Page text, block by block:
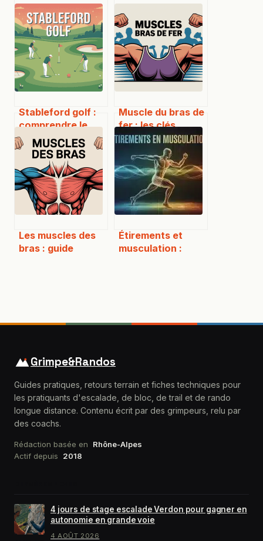
Stableford golf :
comprendre le
système de points
et mieux scorer
Muscle du bras de
fer : les clés
musculaires pour
gagner à tous les
coups
Les muscles des
bras : guide
Étirements et
musculation :
Grimpe&Randos
Guides pratiques, retours terrain et fiches techniques pour
les pratiquants d'escalade, de bloc, de trail et de rando
longue distance. Contenu écrit par des grimpeurs, relu par
des coachs.
Rédaction basée en
Rhône-Alpes
Actif depuis
2018
4 jours de stage escalade Verdon pour gagner en
autonomie en grande voie
4 AOÛT 2026